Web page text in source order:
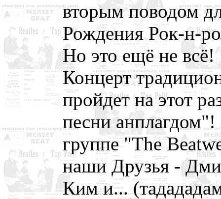
вторым поводом
Рождения Рок-н-
Но это ещё не всё!
Концерт
пройдет на этот
песни
группе "The
наши Друзья -
Ким и...